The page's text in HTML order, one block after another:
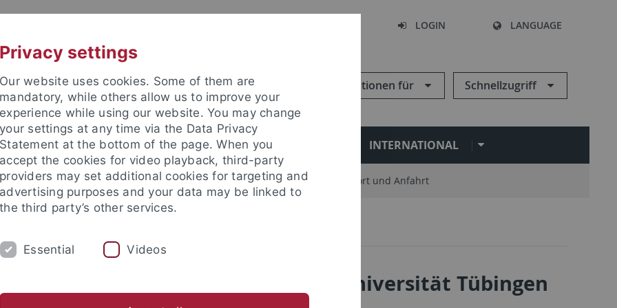
LOGIN LANGUAGE
Informationen für Schnellzugriff
STUDIUM FORSCHUNG EINRICHTUNGEN INTERNATIONAL
und Publikationen Campusleben Im Dialog Karriere Standort und Anfahrt
Diversity - Gender - Care an der Universität Tübingen
Privacy settings
Our website uses cookies. Some of them are
mandatory, while others allow us to improve your
experience while using our website. You may change
your settings at any time via the Data Privacy
Statement at the bottom of the page. When you
accept the cookies for video playback, third-party
providers may set additional cookies for targeting and
advertising purposes and your data may be linked to
the third party’s other services.
Essential Videos